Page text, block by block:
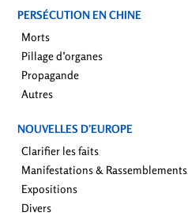
PERSÉCUTION EN CHINE
Morts
Pillage d’organes
Propagande
Autres
NOUVELLES D’EUROPE
Clarifier les faits
Manifestations & Rassemblements
Expositions
Divers